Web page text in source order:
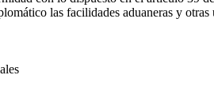
las facilidades aduaneras y otras